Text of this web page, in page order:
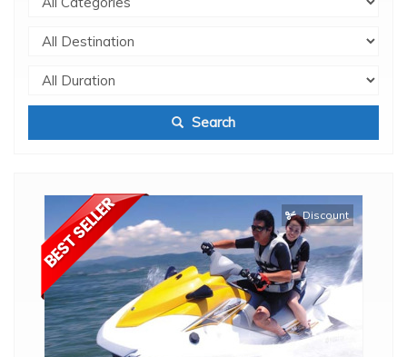
Search
Discount